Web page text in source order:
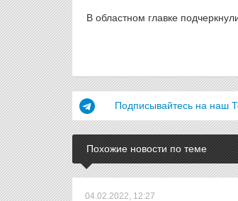
В областном главке
Подписывайтесь на наш
Похожие новости по теме
04.02.2022, 12:27